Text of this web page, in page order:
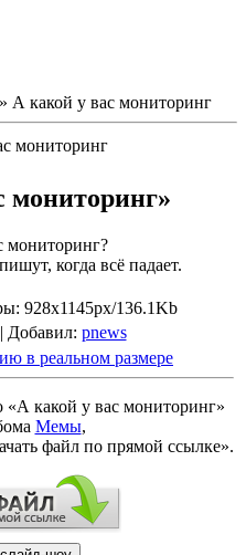
» А какой у вас мониторинг
мониторинг»
мониторинг?
когда всё падает.
: 928x1145px/136.1Kb
Добавил: pnews
в реальном размере
«А какой у вас мониторинг»
Мемы,
файл по прямой ссылке».